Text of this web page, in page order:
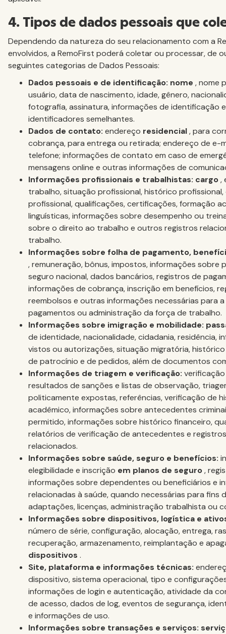
4. Tipos de dados pessoais que
Dependendo da natureza do seu relacionamento com a
envolvidos, a RemoFirst poderá coletar ou processar, de
seguintes categorias de Dados Pessoais:
Dados pessoais e de identificação: nome , nome
usuário, data de nascimento, idade, gênero,
fotografia, assinatura, informações de identificação
identificadores semelhantes.
Dados de contato: endereço residencial, para
cobrança, para entrega ou retirada; endereço de e-
telefone; informações de contato em caso de
mensagens online e outras informações de
Informações profissionais e trabalhistas: cargo,
trabalho, situação profissional, histórico profissional,
profissional, qualificações, certificações, formação
linguísticas, informações sobre desempenho ou
sobre o direito ao trabalho e outros registros
trabalho.
Informações sobre folha de pagamento,
, remuneração, bônus, impostos, informações sobre
seguro nacional, dados bancários, registros de
informações de cobrança, inscrição em benefícios,
reembolsos e outras informações necessárias para
pagamentos ou administração da força de trabalho.
Informações sobre imigração e mobilidade:
de identidade, nacionalidade, cidadania, residência,
vistos ou autorizações, situação migratória,
de patrocínio e de pedidos, além de documentos
Informações de triagem e verificação:
resultados de sanções e listas de observação,
politicamente expostas, referências, verificação de
acadêmico, informações sobre antecedentes
permitido, informações sobre histórico financeiro,
relatórios de verificação de antecedentes e
relacionados.
Informações sobre saúde, seguro e benefícios:
elegibilidade e inscrição em planos de seguro,
informações sobre dependentes ou beneficiários e
relacionadas à saúde, quando necessárias para fins
adaptações, licenças, administração trabalhista ou
Informações sobre dispositivos, logística e
número de série, configuração, alocação, entrega,
recuperação, armazenamento, reimplantação e
dispositivos .
Site, plataforma e informações técnicas:
dispositivo, sistema operacional, tipo e
informações de login e autenticação, atividade da
de acesso, dados de log, eventos de segurança,
e informações de uso.
Informações sobre transações e serviços: